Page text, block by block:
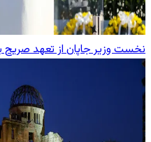
نخست وزیر جاپان از تعهد